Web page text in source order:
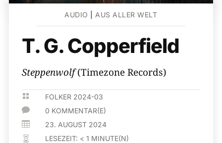
AUDIO AUS ALLER WELT
T. G. Copperfield
Steppenwolf(Timezone Records)
 FOLKER 2024-03
 0 KOMMENTAR(E)
 23. AUGUST 2024
 LESEZEIT: < 1 MINUTE(N)